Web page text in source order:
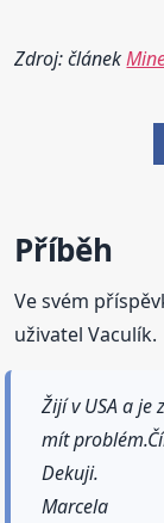
Zdroj: článek
Příběh
Ve svém
uživatel Vaculík.
Žijí v USA a je
mít
Dekuji.
Marcela